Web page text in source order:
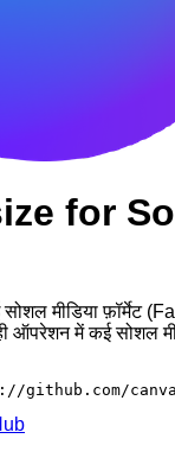
for
मीडिया फ़ॉर्मेट
ऑपरेशन में कई सोशल
github.com/